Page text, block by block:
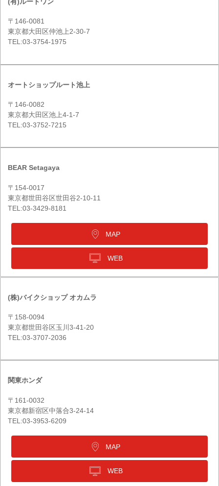
〒146-0081
東京都大田区仲池上2-30-7
TEL:03-3754-1975
オートショップルート池上
〒146-0082
東京都大田区池上4-1-7
TEL:03-3752-7215
BEAR Setagaya
〒154-0017
東京都世田谷区世田谷2-10-11
TEL:03-3429-8181
MAP
WEB
(株)バイクショップ オカムラ
〒158-0094
東京都世田谷区玉川3-41-20
TEL:03-3707-2036
関東ホンダ
〒161-0032
東京都新宿区中落合3-24-14
TEL:03-3953-6209
MAP
WEB